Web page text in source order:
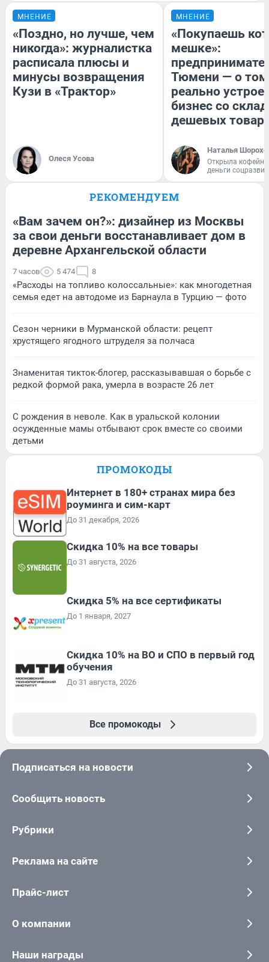
МНЕНИЕ
«Поздно, но лучше, чем
никогда»: журналистка
расписала плюсы и
минусы возвращения
Кузи в «Трактор»
Олеся Усова
МНЕНИЕ
«Покупаешь
мешке»:
Тюмени — о
реально
бизнес со
дешевых
Наталья
Открыла
деньги
РЕКОМЕНДУЕМ
«Вам зачем он?»: дизайнер из Москвы
за свои деньги восстанавливает дом в
деревне Архангельской области
7 часов 5 474 8
«Расходы на топливо колоссальные»: как многодетная
семья едет на автодоме из Барнаула в Турцию — фото
Сезон черники в Мурманской области: рецепт
хрустящего ягодного штруделя за полчаса
Знаменитая тикток-блогер, рассказывавшая о борьбе с
редкой формой рака, умерла в возрасте 26 лет
С рождения в неволе. Как в уральской колонии
осужденные мамы отбывают срок вместе со своими
детьми
ПРОМОКОДЫ
Интернет в 180+ странах мира без
роуминга и сим-карт
До 31 декабря, 2026
Скидка 10% на все товары
До 31 августа, 2026
Скидка 5% на все сертификаты
До 1 января, 2027
Скидка 10% на ВО и СПО в первый год
обучения
До 31 августа, 2026
Все промокоды
Подписаться на новости
Сообщить новость
Рубрики
Реклама на сайте
Прайс-лист
О компании
Наши награды